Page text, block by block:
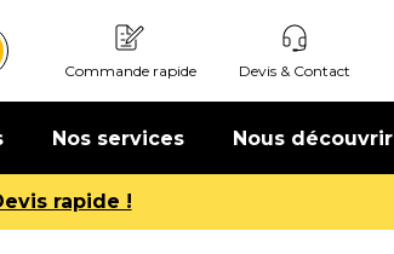
Commande rapide Devis & Contact
Nos services Nous découvrir
: 20€ offerts !